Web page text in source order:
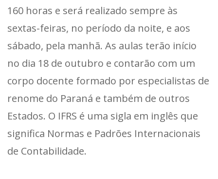
160 horas e será realizado sempre às
sextas-feiras, no período da noite, e aos
sábado, pela manhã. As aulas terão início
no dia 18 de outubro e contarão com um
corpo docente formado por especialistas de
renome do Paraná e também de outros
Estados. O IFRS é uma sigla em inglês que
significa Normas e Padrões Internacionais
de Contabilidade.